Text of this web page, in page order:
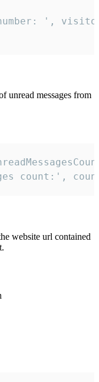
',
unread messages from
count:',
website url contained